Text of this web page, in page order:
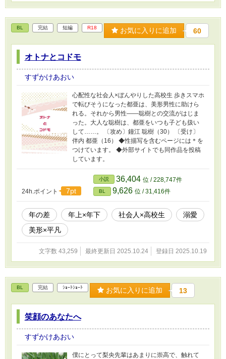
BL 完結 短編 R18 お気に入りに追加 60
オトナとコドモ
すずかけあおい
心配性な社会人×ぼんやりした高校生 歩きスマホ
で転びそうになった都亜は、美形男性に助けら
れる。それから男性――聡樹との交流がはじま
った。大人な聡樹は、都亜をいつも子ども扱い
して……。 〔攻め〕鐘江 聡樹（30） 〔受け〕
伴内 都亜（16） ◆性描写を含むページには＊を
つけています。 ◆外部サイトでも同作品を投稿
しています。
24h.ポイント 7pt
小説 36,404 位 / 228,747件
BL 9,626 位 / 31,416件
年の差 年上×年下 社会人×高校生
溺愛
美形×平凡
文字数 43,259 最終更新日 2025.10.24 登録日 2025.10.19
BL 完結 ｼｮｰﾄｼｮｰﾄ お気に入りに追加 13
笑顔のあなたへ
すずかけあおい
僕にとって梨央先輩はあまりに崇高で、触れて